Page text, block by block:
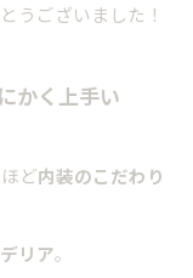
うございました！
かく上手い
ど内装のこだわり
リア。